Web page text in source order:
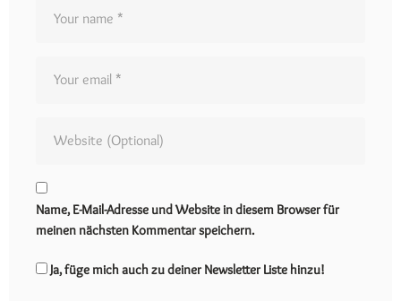
Name, E-Mail-Adresse und Website in diesem Browser für
meinen nächsten Kommentar speichern.
Ja, füge mich auch zu deiner Newsletter Liste hinzu!